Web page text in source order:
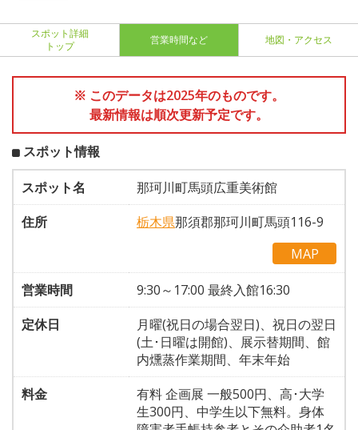
スポット詳細
トップ
営業時間など 地図・アクセス
※ このデータは2025年のものです。
最新情報は順次更新予定です。
スポット情報
スポット名
那珂川町馬頭広重美術館
住所
栃木県那須郡那珂川町馬頭116-9
MAP
営業時間
9:30～17:00 最終入館16:30
定休日
月曜(祝日の場合翌日)、祝日の翌日
(土･日曜は開館)、展示替期間、館
内燻蒸作業期間、年末年始
料金
有料 企画展 一般500円、高･大学
生300円、中学生以下無料。身体